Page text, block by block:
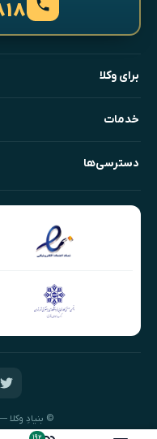
برای وکلا
خدمات
دسترسی‌ها
© بنیادِ